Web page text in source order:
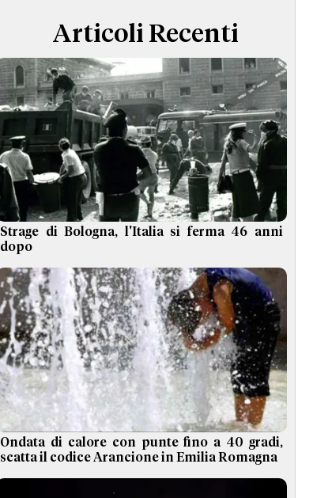
Articoli Recenti
Strage di Bologna, l'Italia si ferma 46 anni
dopo
Ondata di calore con punte fino a 40 gradi,
scatta il codice Arancione in Emilia Romagna